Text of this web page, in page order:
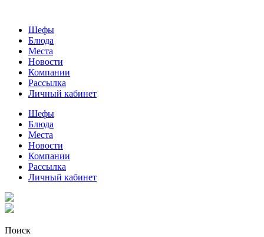
Шефы
Блюда
Места
Новости
Компании
Рассылка
Личный кабинет
Шефы
Блюда
Места
Новости
Компании
Рассылка
Личный кабинет
Поиск